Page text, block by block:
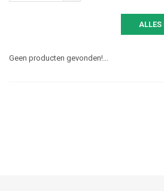
ALLES
Geen producten gevonden!...